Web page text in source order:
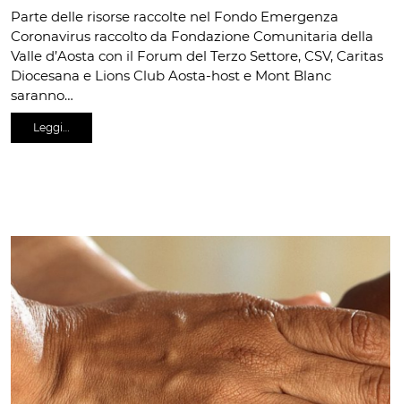
Parte delle risorse raccolte nel Fondo Emergenza
Coronavirus raccolto da Fondazione Comunitaria della
Valle d’Aosta con il Forum del Terzo Settore, CSV, Caritas
Diocesana e Lions Club Aosta-host e Mont Blanc
saranno…
Leggi…